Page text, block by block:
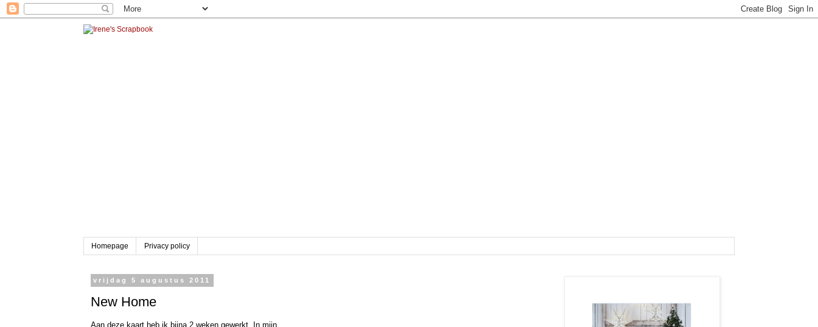
Homepage Privacy policy
vrijdag 5 augustus 2011
New Home
Aan deze kaart heb ik bijna 2 weken gewerkt. In mijn